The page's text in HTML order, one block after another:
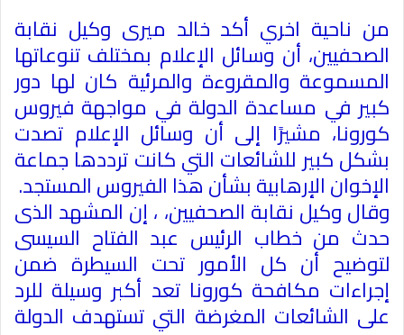
من ناحية اخري أكد خالد ميرى وكيل نقابة
الصحفيين، أن وسائل الإعلام بمختلف تنوعاتها
المسموعة والمقروءة والمرئية كان لها دور
كبير في مساعدة الدولة في مواجهة فيروس
كورونا، مشيرًا إلى أن وسائل الإعلام تصدت
بشكل كبير للشائعات التي كانت ترددها جماعة
الإخوان الإرهابية بشأن هذا الفيروس المستجد.
وقال وكيل نقابة الصحفيين، ، إن المشهد الذى
حدث من خطاب الرئيس عبد الفتاح السيسى
لتوضيح أن كل الأمور تحت السيطرة ضمن
إجراءات مكافحة كورونا تعد أكبر وسيلة للرد
على الشائعات المغرضة التي تستهدف الدولة